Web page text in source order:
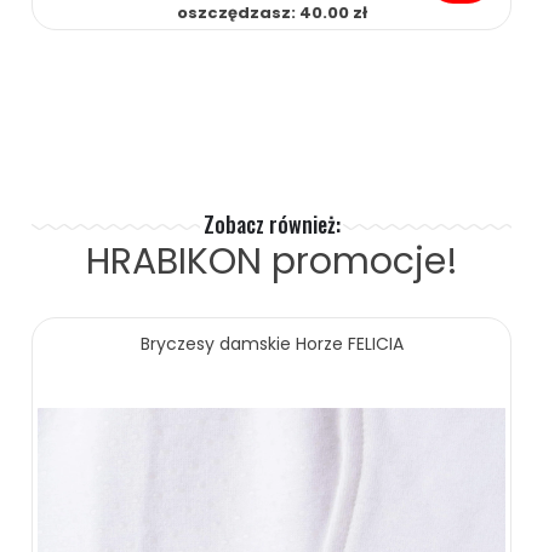
oszczędzasz: 40.00 zł
Zobacz również:
HRABIKON promocje!
Bryczesy damskie Horze FELICIA